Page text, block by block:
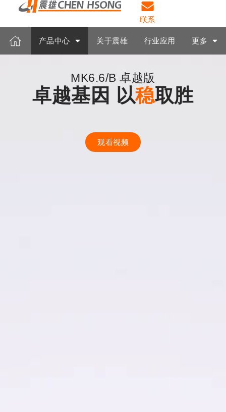
联系
产品中心 关于震雄 行业应用 更多
MK6.6/B 卓越版
卓越基因 以稳取胜
观看视频